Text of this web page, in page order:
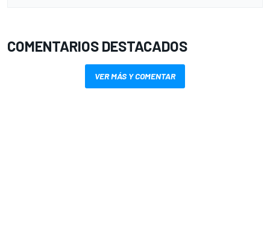
COMENTARIOS DESTACADOS
VER MÁS Y COMENTAR